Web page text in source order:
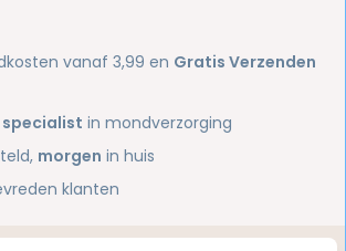
vanaf 3,99 en Gratis Verzenden
specialist in mondverzorging
morgen in huis
klanten